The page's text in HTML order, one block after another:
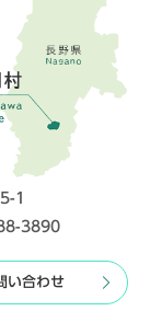
1
3890
い合わせ